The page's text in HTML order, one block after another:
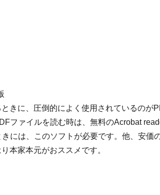
きに、圧倒的によく使用されているのが
ファイルを読む時は、無料のAcrobat
には、このソフトが必要です。他、安価
本家本元がおススメです。